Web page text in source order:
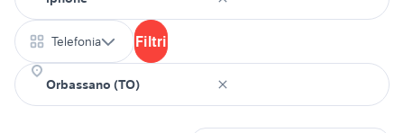
Telefonia Filtri